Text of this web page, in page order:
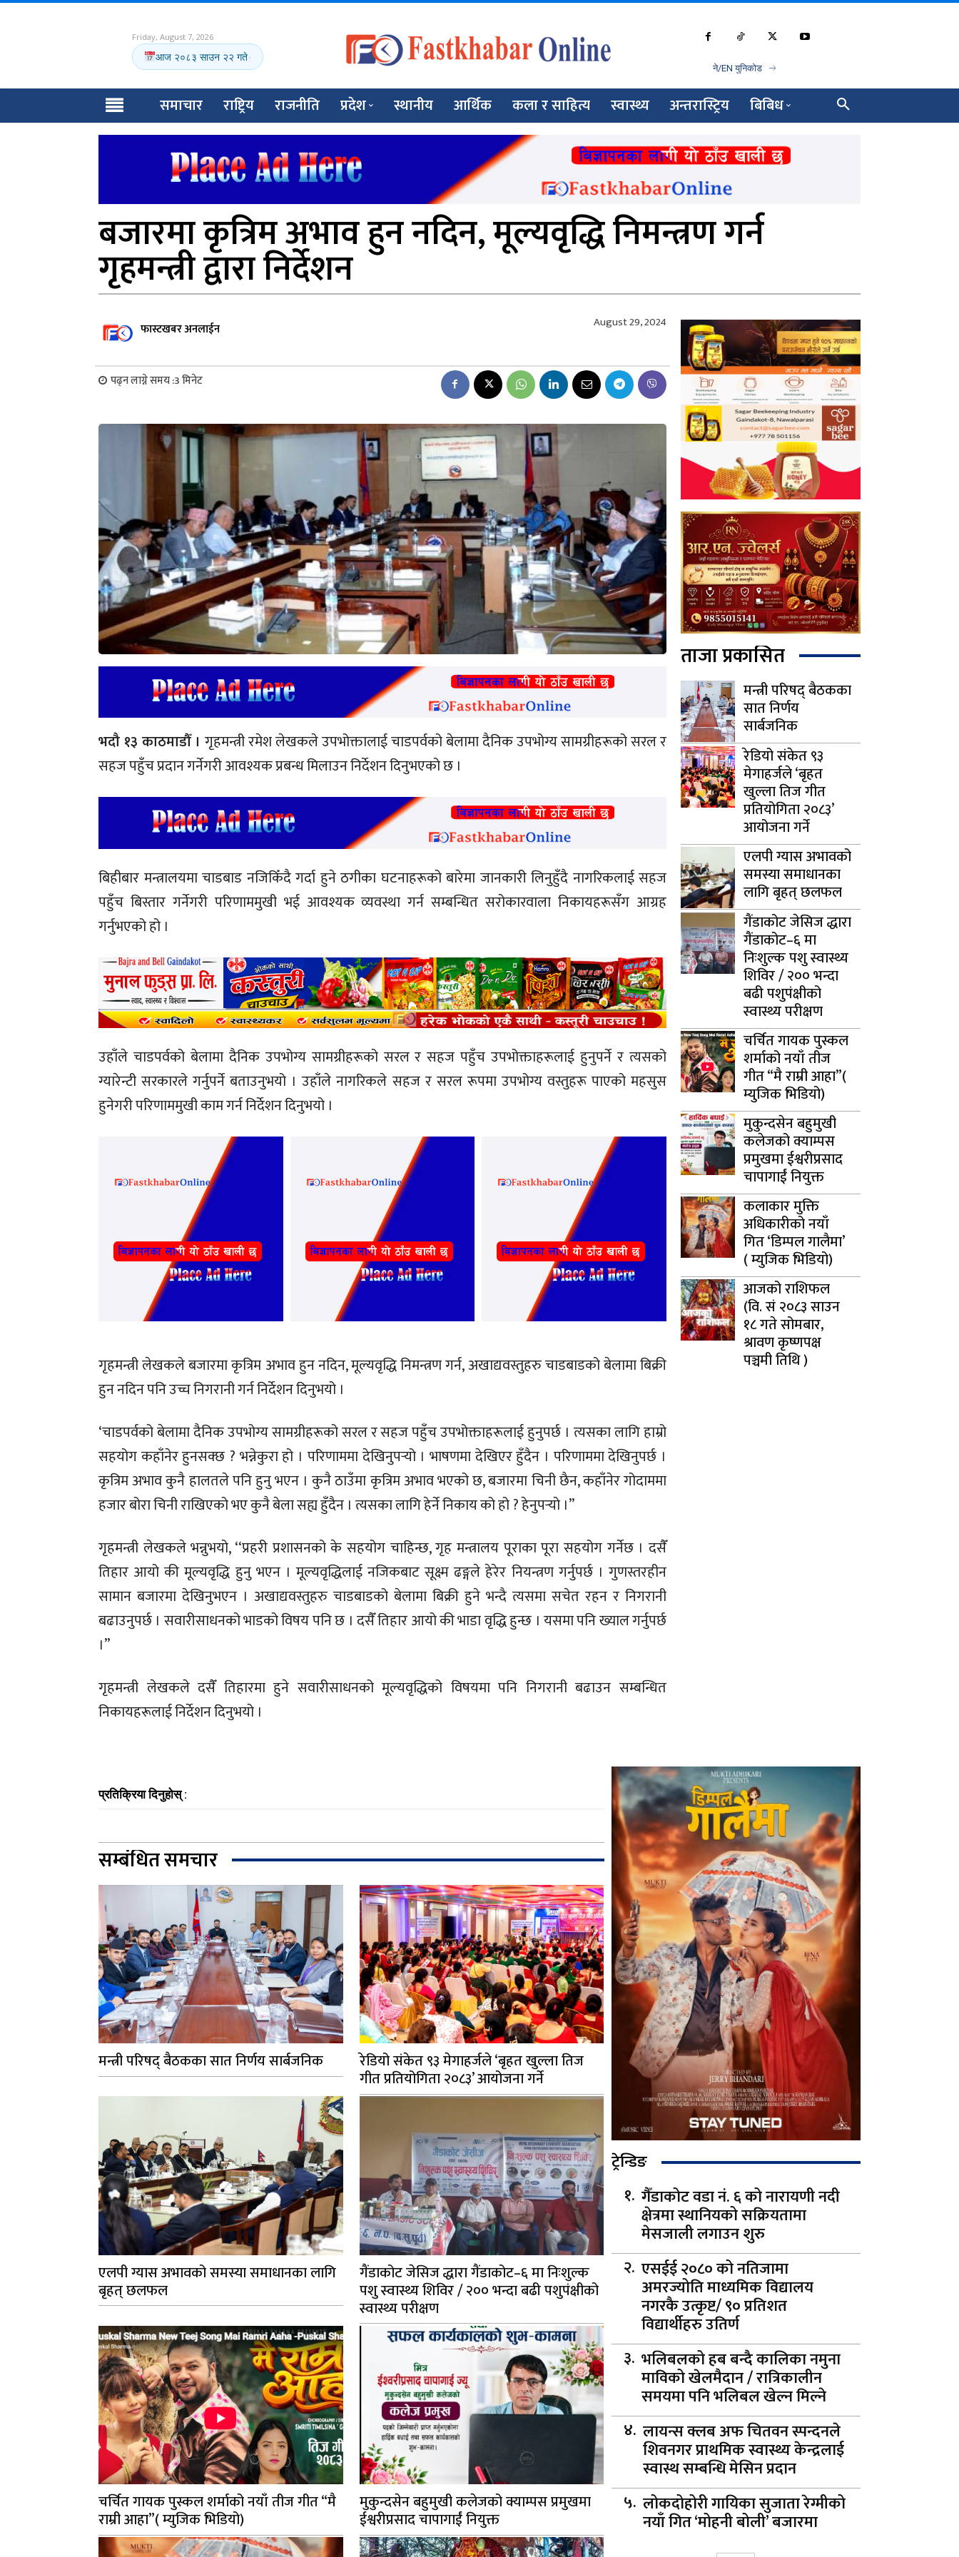
Friday, August 7, 2026
आज २०८३ साउन २२ गते ·
ने/EN युनिकोड
समाचार राष्ट्रिय राजनीति प्रदेश स्थानीय आर्थिक कला र साहित्य स्वास्थ्य अन्तरास्ट्रिय बिबिध
बजारमा कृत्रिम अभाव हुन नदिन, मूल्यवृद्धि निमन्त्रण गर्न
गृहमन्त्री द्वारा निर्देशन
फास्टखबर अनलाईन August 29, 2024
पढ्न लाग्ने समय :3मिनेट
भदौ १३ काठमाडौँ । गृहमन्त्री रमेश लेखकले उपभोक्तालाई चाडपर्वको बेलामा दैनिक उपभोग्य सामग्रीहरूको सरल र
सहज पहुँच प्रदान गर्नेगरी आवश्यक प्रबन्ध मिलाउन निर्देशन दिनुभएको छ ।
बिहीबार मन्त्रालयमा चाडबाड नजिकिँदै गर्दा हुने ठगीका घटनाहरूको बारेमा जानकारी लिनुहुँदै नागरिकलाई सहज
पहुँच बिस्तार गर्नेगरी परिणाममुखी भई आवश्यक व्यवस्था गर्न सम्बन्धित सरोकारवाला निकायहरूसँग आग्रह
गर्नुभएको हो ।
उहाँले चाडपर्वको बेलामा दैनिक उपभोग्य सामग्रीहरूको सरल र सहज पहुँच उपभोक्ताहरूलाई हुनुपर्ने र त्यसको
ग्यारेन्टी सरकारले गर्नुपर्ने बताउनुभयो । उहाँले नागरिकले सहज र सरल रूपमा उपभोग्य वस्तुहरू पाएको महसुस
हुनेगरी परिणाममुखी काम गर्न निर्देशन दिनुभयो ।
गृहमन्त्री लेखकले बजारमा कृत्रिम अभाव हुन नदिन, मूल्यवृद्धि निमन्त्रण गर्न, अखाद्यवस्तुहरु चाडबाडको बेलामा बिक्री
हुन नदिन पनि उच्च निगरानी गर्न निर्देशन दिनुभयो ।
‘चाडपर्वको बेलामा दैनिक उपभोग्य सामग्रीहरूको सरल र सहज पहुँच उपभोक्ताहरूलाई हुनुपर्छ । त्यसका लागि हाम्रो
सहयोग कहाँनेर हुनसक्छ ? भन्नेकुरा हो । परिणाममा देखिनुपर्‍यो । भाषणमा देखिएर हुँदैन । परिणाममा देखिनुपर्छ ।
कृत्रिम अभाव कुनै हालतले पनि हुनु भएन । कुनै ठाउँमा कृत्रिम अभाव भएको छ, बजारमा चिनी छैन, कहाँनेर गोदाममा
हजार बोरा चिनी राखिएको भए कुनै बेला सह्य हुँदैन । त्यसका लागि हेर्ने निकाय को हो ? हेनुपर्‍यो ।’’
गृहमन्त्री लेखकले भन्नुभयो, ‘‘प्रहरी प्रशासनको के सहयोग चाहिन्छ, गृह मन्त्रालय पूराका पूरा सहयोग गर्नेछ । दसैँ
तिहार आयो की मूल्यवृद्धि हुनु भएन । मूल्यवृद्धिलाई नजिकबाट सूक्ष्म ढङ्गले हेरेर नियन्त्रण गर्नुपर्छ । गुणस्तरहीन
सामान बजारमा देखिनुभएन । अखाद्यवस्तुहरु चाडबाडको बेलामा बिक्री हुने भन्दै त्यसमा सचेत रहन र निगरानी
बढाउनुपर्छ । सवारीसाधनको भाडको विषय पनि छ । दसैँ तिहार आयो की भाडा वृद्धि हुन्छ । यसमा पनि ख्याल गर्नुपर्छ
।’’
गृहमन्त्री लेखकले दसैँ तिहारमा हुने सवारीसाधनको मूल्यवृद्धिको विषयमा पनि निगरानी बढाउन सम्बन्धित
निकायहरूलाई निर्देशन दिनुभयो ।
ताजा प्रकासित
मन्त्री परिषद् बैठकका
सात निर्णय
सार्बजनिक
रेडियो संकेत ९३
मेगाहर्जले ‘बृहत
खुल्ला तिज गीत
प्रतियोगिता २०८३’
आयोजना गर्ने
एलपी ग्यास अभावको
समस्या समाधानका
लागि बृहत् छलफल
गैंडाकोट जेसिज द्धारा
गैंडाकोट–६ मा
निःशुल्क पशु स्वास्थ्य
शिविर / २०० भन्दा
बढी पशुपंक्षीको
स्वास्थ्य परीक्षण
चर्चित गायक पुस्कल
शर्माको नयाँ तीज
गीत “मै राम्री आहा”(
म्युजिक भिडियो)
मुकुन्दसेन बहुमुखी
कलेजको क्याम्पस
प्रमुखमा ईश्वरीप्रसाद
चापागाईं नियुक्त
कलाकार मुक्ति
अधिकारीको नयाँ
गित ‘डिम्पल गालैमा’
( म्युजिक भिडियो)
आजको राशिफल
(वि. सं २०८३ साउन
१८ गते सोमबार,
श्रावण कृष्णपक्ष
पञ्चमी तिथि )
प्रतिक्रिया दिनुहोस् :
सम्बंधित समचार
मन्त्री परिषद् बैठकका सात निर्णय सार्बजनिक रेडियो संकेत ९३ मेगाहर्जले ‘बृहत खुल्ला तिज
गीत प्रतियोगिता २०८३’ आयोजना गर्ने
एलपी ग्यास अभावको समस्या समाधानका लागि
बृहत् छलफल
गैंडाकोट जेसिज द्धारा गैंडाकोट–६ मा निःशुल्क
पशु स्वास्थ्य शिविर / २०० भन्दा बढी पशुपंक्षीको
स्वास्थ्य परीक्षण
चर्चित गायक पुस्कल शर्माको नयाँ तीज गीत “मै
राम्री आहा”( म्युजिक भिडियो)
मुकुन्दसेन बहुमुखी कलेजको क्याम्पस प्रमुखमा
ईश्वरीप्रसाद चापागाईं नियुक्त
ट्रेन्डिङ
गैँडाकोट वडा नं. ६ को नारायणी नदी
क्षेत्रमा स्थानियको सक्रियतामा
मेसजाली लगाउन शुरु
एसईई २०८० को नतिजामा
अमरज्योति माध्यमिक विद्यालय
नगरकै उत्कृष्ट/ ९० प्रतिशत
विद्यार्थीहरु उतिर्ण
भलिबलको हब बन्दै कालिका नमुना
माविको खेलमैदान / रात्रिकालीन
समयमा पनि भलिबल खेल्न मिल्ने
लायन्स क्लब अफ चितवन स्पन्दनले
शिवनगर प्राथमिक स्वास्थ्य केन्द्रलाई
स्वास्थ सम्बन्धि मेसिन प्रदान
लोकदोहोरी गायिका सुजाता रेग्मीको
नयाँ गित ‘मोहनी बोली’ बजारमा